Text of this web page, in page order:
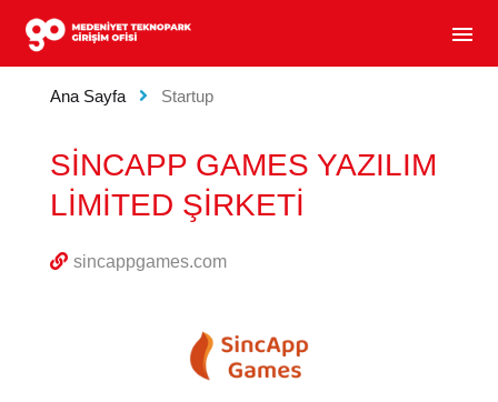
MEDENIYET TEKNOPARK GIRIŞIM OFISI -
menu
Ana Sayfa Startup
SİNCAPP GAMES YAZILIM
LİMİTED ŞİRKETİ
sincappgames.com